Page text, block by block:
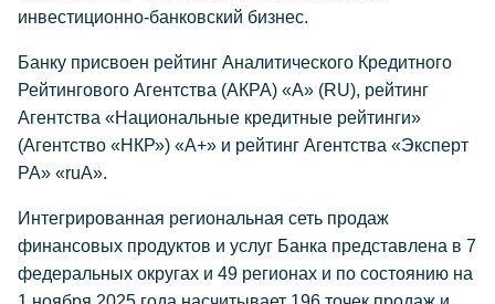
инвестиционно-банковский бизнес.
Банку присвоен рейтинг Аналитического Кредитного
Рейтингового Агентства (АКРА) «А» (RU), рейтинг
Агентства «Национальные кредитные рейтинги»
(Агентство «НКР») «А+» и рейтинг Агентства «Эксперт
РА» «ruА».
Интегрированная региональная сеть продаж
финансовых продуктов и услуг Банка представлена в 7
федеральных округах и 49 регионах и по состоянию на